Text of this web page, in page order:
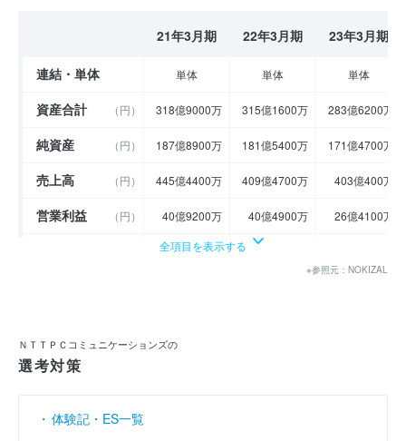
21年3月期 22年3月期 23年3月期
連結・単体 単体 単体 単体
資産合計 （円） 318億9000万 315億1600万 283億6200万
純資産 （円） 187億8900万 181億5400万 171億4700万
売上高 （円） 445億4400万 409億4700万 403億400万
営業利益 （円） 40億9200万 40億4900万 26億4100万
41億8700万
売上伸び率
営業利益率 （％） 9.19 9.89 6.55
経常利益率 （％）
全項目を表示する
※参照元：NOKIZAL
ＮＴＴＰＣコミュニケーションズの
選考対策
体験記・ES一覧